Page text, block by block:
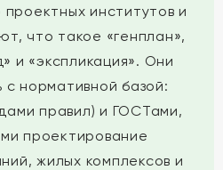
институтов и
что такое «генплан»,
и «экспликация». Они
нормативной базой:
правил) и ГОСТами,
проектирование
жилых комплексов и